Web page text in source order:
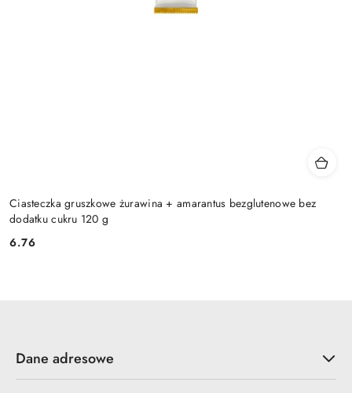
Ciasteczka gruszkowe żurawina + amarantus bezglutenowe bez
dodatku cukru 120 g
Cena:
6.76
Dane adresowe